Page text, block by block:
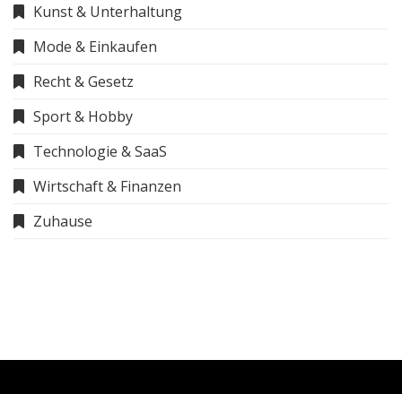
Kunst & Unterhaltung
Mode & Einkaufen
Recht & Gesetz
Sport & Hobby
Technologie & SaaS
Wirtschaft & Finanzen
Zuhause